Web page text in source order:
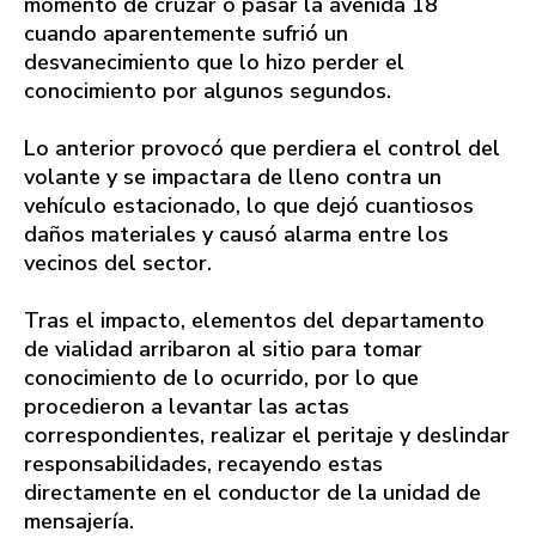
cuando aparentemente sufrió un
desvanecimiento que lo hizo perder el
conocimiento por algunos segundos.
Lo anterior provocó que perdiera el control del
volante y se impactara de lleno contra un
vehículo estacionado, lo que dejó cuantiosos
daños materiales y causó alarma entre los
vecinos del sector.
Tras el impacto, elementos del departamento
de vialidad arribaron al sitio para tomar
conocimiento de lo ocurrido, por lo que
procedieron a levantar las actas
correspondientes, realizar el peritaje y deslindar
responsabilidades, recayendo estas
directamente en el conductor de la unidad de
mensajería.